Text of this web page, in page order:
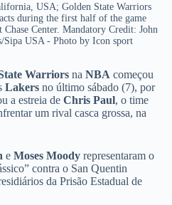
USA; Golden State Warriors
during the first half of the game
Center. Mandatory Credit: John
USA - Photo by Icon sport
Warriors na NBA começou
Lakers no último sábado (7), por
a estreia de Chris Paul, o time
um rival casca grossa, na
e Moses Moody representaram o
contra o San Quentin
da Prisão Estadual de